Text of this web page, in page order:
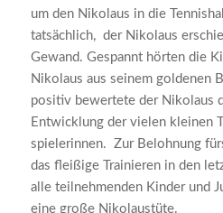
um den Nikolaus in die
tatsächlich, der Nikolaus
Gewand. Gespannt hörten die
Nikolaus aus seinem goldenen
positiv bewertete der Nikolaus
Entwicklung der vielen kleinen
spielerinnen. Zur Belohnung
das fleißige Trainieren in den
alle teilnehmenden Kinder und
eine große Nikolaustüte.